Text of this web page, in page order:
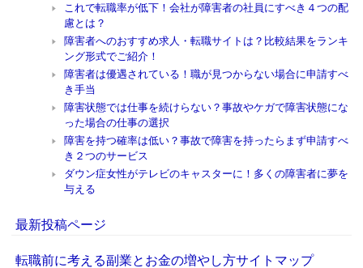
これで転職率が低下！会社が障害者の社員にすべき４つの配
慮とは？
障害者へのおすすめ求人・転職サイトは？比較結果をランキ
ング形式でご紹介！
障害者は優遇されている！職が見つからない場合に申請すべ
き手当
障害状態では仕事を続けらない？事故やケガで障害状態にな
った場合の仕事の選択
障害を持つ確率は低い？事故で障害を持ったらまず申請すべ
き２つのサービス
ダウン症女性がテレビのキャスターに！多くの障害者に夢を
与える
最新投稿ページ
転職前に考える副業とお金の増やし方サイトマップ